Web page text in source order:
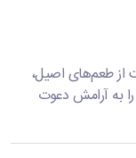
از طعم‌های اصیل،
به آرامش دعوت